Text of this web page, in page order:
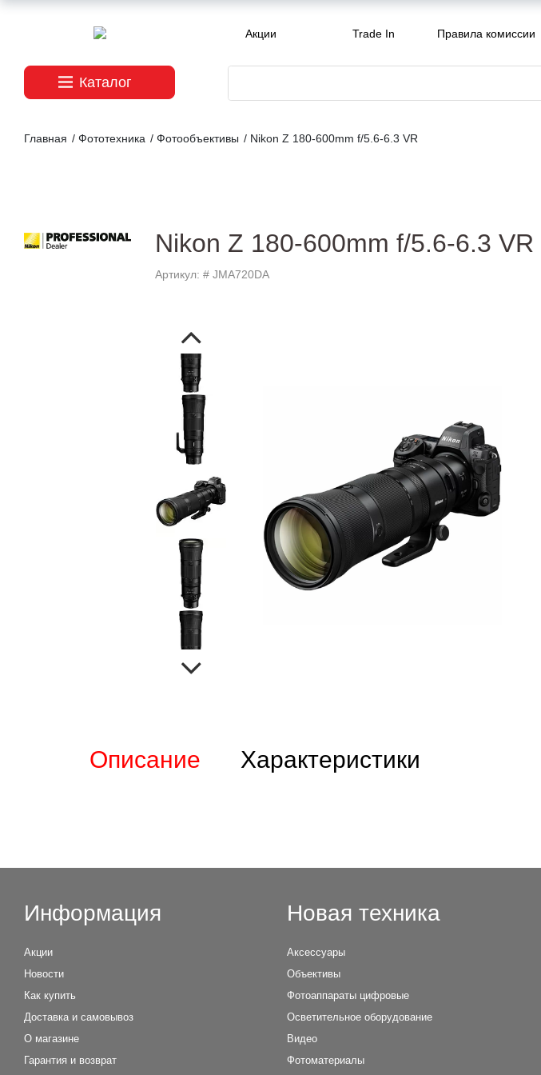
Акции Trade In Правила комиссии
Каталог
Главная / Фототехника / Фотообъективы / Nikon Z 180-600mm f/5.6-6.3 VR
Nikon Z 180-600mm f/5.6-6.3 VR
Артикул: # JMA720DA
Описание Характеристики
Информация
Акции
Новости
Как купить
Доставка и самовывоз
О магазине
Гарантия и возврат
Новая техника
Аксессуары
Объективы
Фотоаппараты цифровые
Осветительное оборудование
Видео
Фотоматериалы